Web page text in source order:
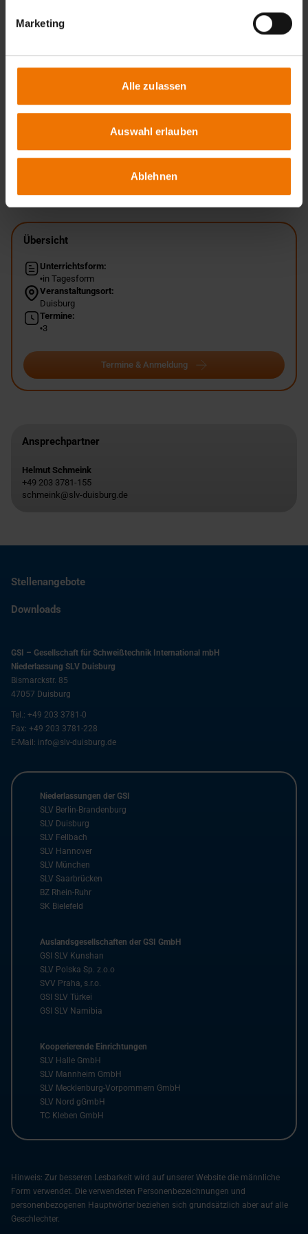
Marketing
Alle zulassen
Auswahl erlauben
Ablehnen
Zertifizierung
Erneuerung und Rezertifizierung
Übersicht
Unterrichtsform:
in Tagesform
Veranstaltungsort:
Duisburg
Termine:
3
Termine & Anmeldung
Ansprechpartner
Helmut Schmeink
+49 203 3781-155
schmeink@slv-duisburg.de
Stellenangebote
Downloads
GSI – Gesellschaft für Schweißtechnik International mbH
Niederlassung SLV Duisburg
Bismarckstr. 85
47057 Duisburg
Tel.: +49 203 3781-0
Fax: +49 203 3781-228
E-Mail: info@slv-duisburg.de
Niederlassungen der GSI
SLV Berlin-Brandenburg
SLV Duisburg
SLV Fellbach
SLV Hannover
SLV München
SLV Saarbrücken
BZ Rhein-Ruhr
SK Bielefeld
Auslandsgesellschaften der GSI GmbH
GSI SLV Kunshan
SLV Polska Sp. z.o.o
SVV Praha, s.r.o.
GSI SLV Türkei
GSI SLV Namibia
Kooperierende Einrichtungen
SLV Halle GmbH
SLV Mannheim GmbH
SLV Mecklenburg-Vorpommern GmbH
SLV Nord gGmbH
TC Kleben GmbH
Hinweis: Zur besseren Lesbarkeit wird auf unserer Website die männliche
Form verwendet. Die verwendeten Personenbezeichnungen und
personenbezogenen Hauptwörter beziehen sich grundsätzlich aber auf alle
Geschlechter.